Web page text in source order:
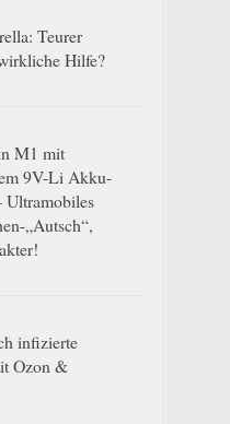
Teurer
Hilfe?
M1 mit
9V-Li Akku-
„Autsch“,
infizierte
Ozon &